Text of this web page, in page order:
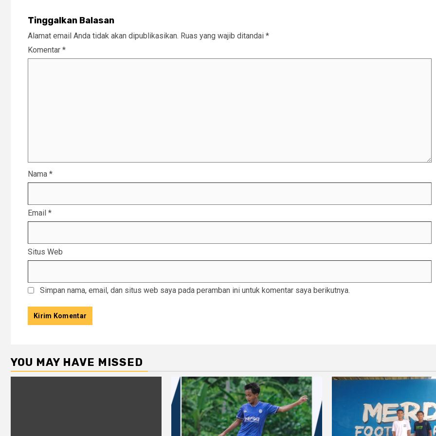
Tinggalkan Balasan
Alamat email Anda tidak akan dipublikasikan. Ruas yang wajib ditandai *
Komentar *
Nama *
Email *
Situs Web
Simpan nama, email, dan situs web saya pada peramban ini untuk komentar saya berikutnya.
YOU MAY HAVE MISSED